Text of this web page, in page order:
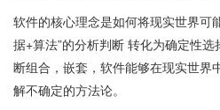
软件的核心理念是如何将现实世界可
据+算法”的分析判断 转化为确定性
断组合，嵌套，软件能够在现实世界
解不确定的方法论。